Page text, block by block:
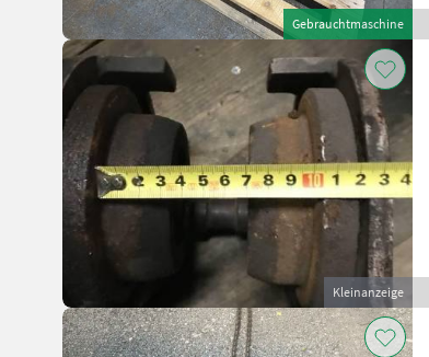
Gebrauchtmaschine
Kleinanzeige